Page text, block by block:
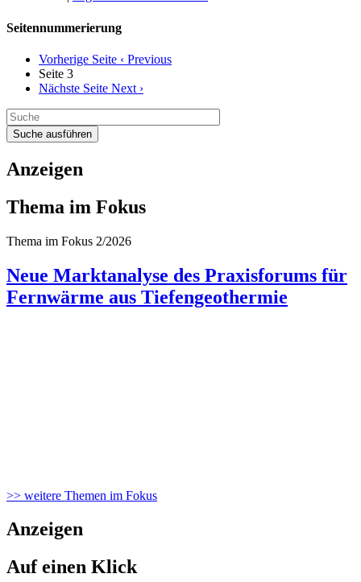
Seitennummerierung
Vorherige Seite ‹ Previous
Seite 3
Nächste Seite Next ›
Suche ausführen
Anzeigen
Thema im Fokus
Thema im Fokus 2/2026
Neue Marktanalyse des Praxisforums für
Fernwärme aus Tiefengeothermie
>> weitere Themen im Fokus
Anzeigen
Auf einen Klick